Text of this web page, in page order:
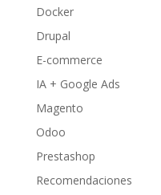
Docker
Drupal
E-commerce
IA + Google Ads
Magento
Odoo
Prestashop
Recomendaciones